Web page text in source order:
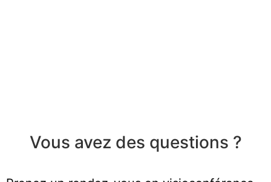
Vous avez des questions ?